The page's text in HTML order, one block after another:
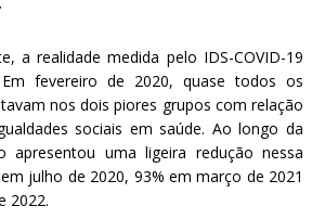
a realidade medida pelo IDS-COVID-19
fevereiro de 2020, quase todos os
nos dois piores grupos com relação
sociais em saúde. Ao longo da
apresentou uma ligeira redução nessa
julho de 2020, 93% em março de 2021
2022.